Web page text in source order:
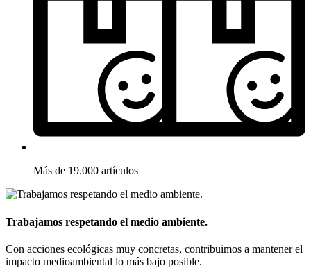
Más de 19.000 artículos
Trabajamos respetando el medio ambiente.
Con acciones ecológicas muy concretas, contribuimos a mantener el
impacto medioambiental lo más bajo posible.